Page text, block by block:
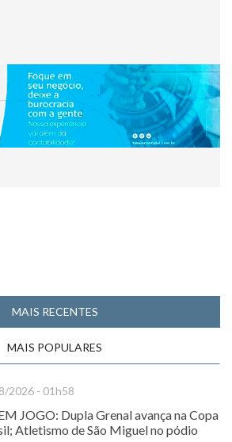
MAIS RECENTES
MAIS POPULARES
2026 - 01h58
JOGO: Dupla Grenal avança na Copa
Atletismo de São Miguel no pódio